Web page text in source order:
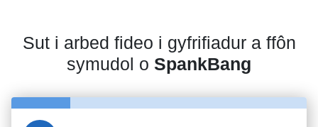
Sut i arbed fideo i gyfrifiadur a ffôn
symudol o SpankBang